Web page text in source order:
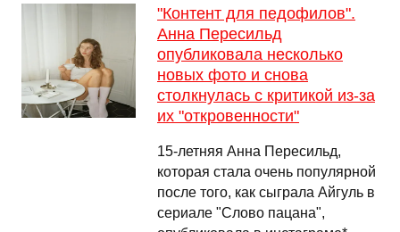
"Контент для педофилов".
Анна Пересильд
опубликовала несколько
новых фото и снова
столкнулась с критикой из-за
их "откровенности"
15-летняя Анна Пересильд,
которая стала очень популярной
после того, как сыграла Айгуль в
сериале "Слово пацана",